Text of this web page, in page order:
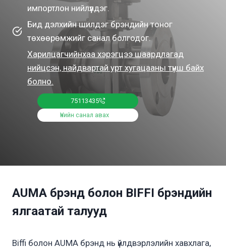
импортлон нийлүүлдэг.
Бид дэлхийн шилдэг брэндийн тоног
төхөөрөмжийг санал болгодог.
Харилцагчийнхаа хэрэгцээ шаардлагад
нийцсэн, найдвартай урт хугацааны түнш байх
болно.
75113435
Үнийн санал авах
AUMA брэнд болон BIFFI брэндийн
ялгаатай талууд
Biffi болон AUMA брэнд нь үйлдвэрлэлийн хавхлага,